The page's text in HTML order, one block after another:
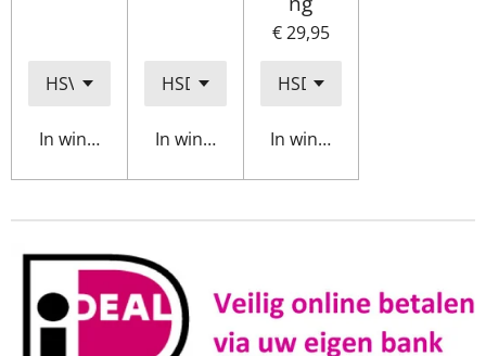
In winkelwagenIn winkelwagen
€ 29,95
In winkelwagen